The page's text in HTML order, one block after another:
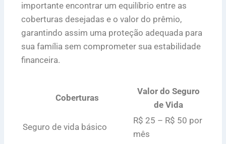
importante encontrar um equilíbrio entre as
coberturas desejadas e o valor do prêmio,
garantindo assim uma proteção adequada para
sua família sem comprometer sua estabilidade
financeira.
Coberturas
Valor do Seguro
de Vida
Seguro de vida básico
R$ 25 – R$ 50 por
mês